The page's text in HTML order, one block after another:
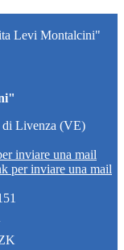
Levi Montalcini"
di Livenza (VE)
inviare una mail
per inviare una mail